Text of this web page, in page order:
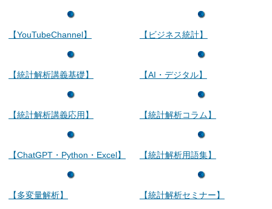
【YouTubeChannel】
【統計解析講義基礎】
【統計解析講義応用】
【ChatGPT・Python・Excel】
【多変量解析】
【ビジネス統計】
【AI・デジタル】
【統計解析コラム】
【統計解析用語集】
【統計解析セミナー】